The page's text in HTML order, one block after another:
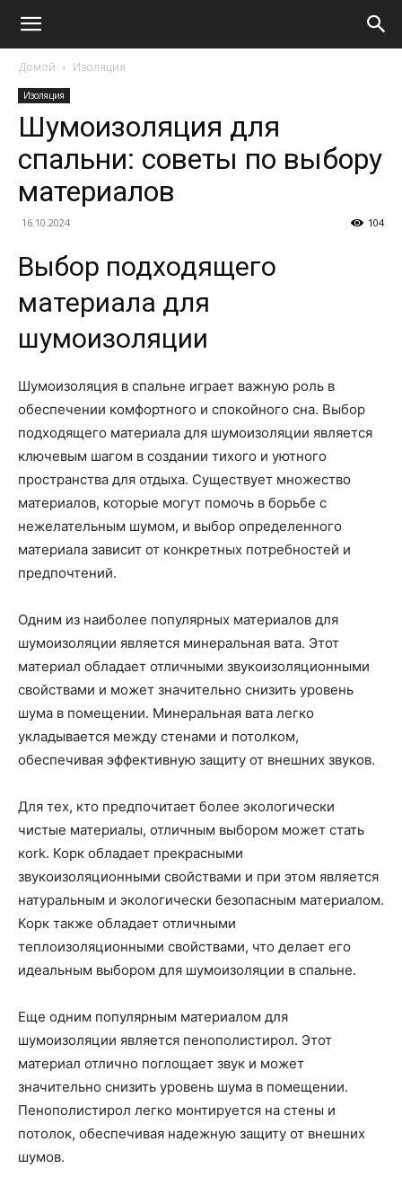
Домой Изоляция
Изоляция
Шумоизоляция для
спальни: советы по выбору
материалов
16.10.2024 104
Выбор подходящего
материала для
шумоизоляции
Шумоизоляция в спальне играет важную роль в
обеспечении комфортного и спокойного сна. Выбор
подходящего материала для шумоизоляции является
ключевым шагом в создании тихого и уютного
пространства для отдыха. Существует множество
материалов, которые могут помочь в борьбе с
нежелательным шумом, и выбор определенного
материала зависит от конкретных потребностей и
предпочтений.
Одним из наиболее популярных материалов для
шумоизоляции является минеральная вата. Этот
материал обладает отличными звукоизоляционными
свойствами и может значительно снизить уровень
шума в помещении. Минеральная вата легко
укладывается между стенами и потолком,
обеспечивая эффективную защиту от внешних звуков.
Для тех, кто предпочитает более экологически
чистые материалы, отличным выбором может стать
кork. Корк обладает прекрасными
звукоизоляционными свойствами и при этом является
натуральным и экологически безопасным материалом.
Корк также обладает отличными
теплоизоляционными свойствами, что делает его
идеальным выбором для шумоизоляции в спальне.
Еще одним популярным материалом для
шумоизоляции является пенополистирол. Этот
материал отлично поглощает звук и может
значительно снизить уровень шума в помещении.
Пенополистирол легко монтируется на стены и
потолок, обеспечивая надежную защиту от внешних
шумов.